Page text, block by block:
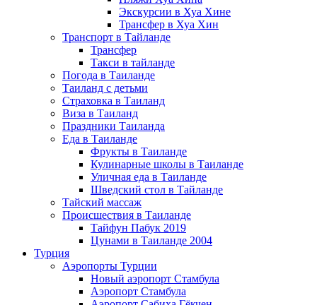
Экскурсии в Хуа Хине
Трансфер в Хуа Хин
Транспорт в Тайланде
Трансфер
Такси в тайланде
Погода в Таиланде
Таиланд с детьми
Страховка в Таиланд
Виза в Таиланд
Праздники Таиланда
Еда в Таиланде
Фрукты в Таиланде
Кулинарные школы в Таиланде
Уличная еда в Таиланде
Шведский стол в Тайланде
Тайский массаж
Происшествия в Таиланде
Тайфун Пабук 2019
Цунами в Таиланде 2004
Турция
Аэропорты Турции
Новый аэропорт Стамбула
Аэропорт Стамбула